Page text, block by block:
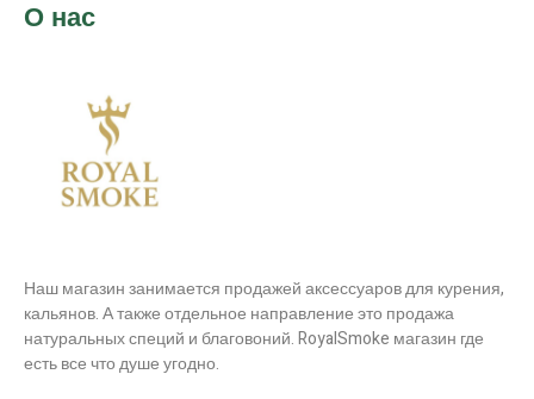
О нас
Наш магазин занимается продажей аксессуаров для курения,
кальянов. А также отдельное направление это продажа
натуральных специй и благовоний. RoyalSmoke магазин где
есть все что душе угодно.